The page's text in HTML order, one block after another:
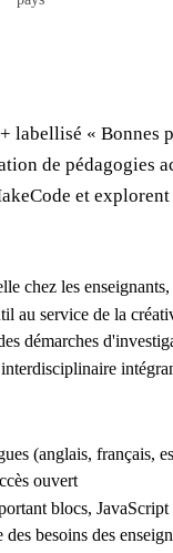
labellisé «
de pédagogies
et
chez les
au service de la
démarches
(anglais, français,
ouvert
blocs, JavaScript
besoins des